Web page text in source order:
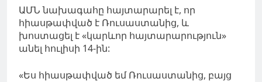
ԱՄՆ նախագահը հայտարարել է, որ
հիասթափված է Ռուսաստանից, և
խոստացել է «կարևոր հայտարարություն»
անել հուլիսի 14-ին:
«Ես հիասթափված եմ Ռուսաստանից, բայց